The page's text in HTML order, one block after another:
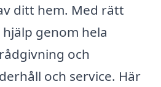
ditt hem. Med rätt
genom hela
och
och service. Här